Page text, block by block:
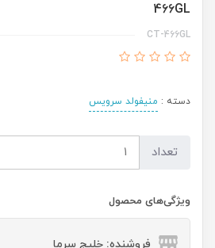
466GL
CT-466GL
دسته : منیفولد سرویس
تعداد
ویژگی‌های محصول
فروشنده: خلیج سرما